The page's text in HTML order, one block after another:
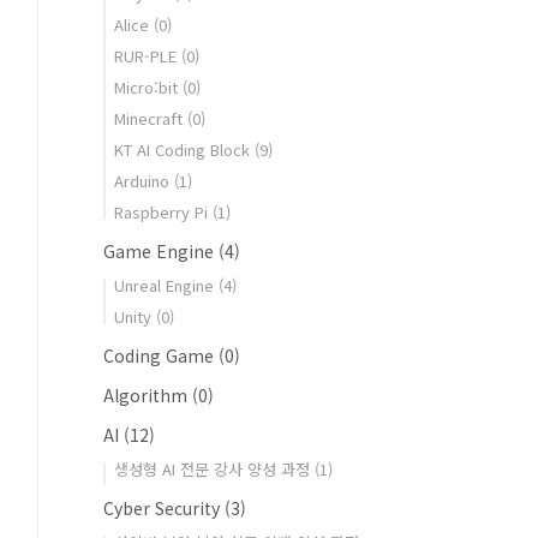
Alice (0)
RUR-PLE (0)
Micro:bit (0)
Minecraft (0)
KT AI Coding Block (9)
Arduino (1)
Raspberry Pi (1)
Game Engine (4)
Unreal Engine (4)
Unity (0)
Coding Game (0)
Algorithm (0)
AI (12)
생성형 AI 전문 강사 양성 과정 (1)
Cyber Security (3)